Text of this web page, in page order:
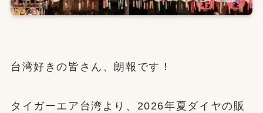
台湾好きの皆さん、朗報です！
タイガーエア台湾より、2026年夏ダイヤの販